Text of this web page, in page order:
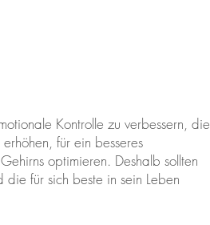
Kontrolle zu verbessern, die
für ein besseres
optimieren. Deshalb sollten
für sich beste in sein Leben